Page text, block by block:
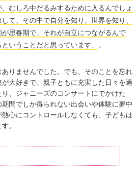
むしろ中だるみするために入るんでしょ
て、その中で自分を知り、世界を知り、
思春期で、それが自立につながるんで
いうことだと思っています」
。
りませんでした。でも、そのことを忘れ
大好きで、親子ともに充実した日々を過
、ジャニーズのコンサートにでかけた
間でしか得られない出会いや体験に夢中
心にコントロールしなくても、子どもは
。